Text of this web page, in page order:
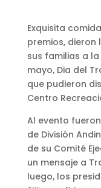
Exquisita
premios, dieron
sus familias a
mayo, Dia del
que pudieron
Centro
Al evento
de División
de su Comité
un mensaje a
luego, los